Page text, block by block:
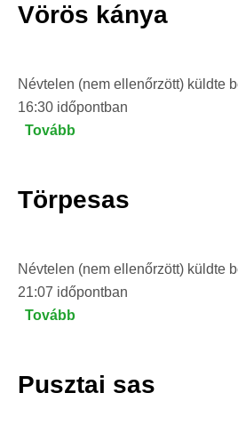
Vörös kánya
Névtelen (nem ellenőrzött) küldte
16:30 időpontban
Tovább
Törpesas
Névtelen (nem ellenőrzött) küldte
21:07 időpontban
Tovább
Pusztai sas